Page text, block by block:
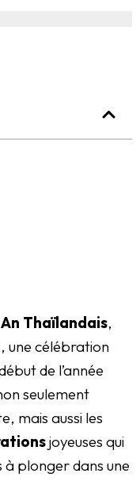
Thaïlandais,
, une célébration
de l’année
seulement
mais aussi les
joyeuses qui
plonger dans une